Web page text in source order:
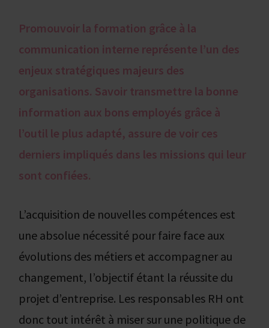
Promouvoir la formation grâce à la
communication interne représente l’un des
enjeux stratégiques majeurs des
organisations. Savoir transmettre la bonne
information aux bons employés grâce à
l’outil le plus adapté, assure de voir ces
derniers impliqués dans les missions qui leur
sont confiées.
L’acquisition de nouvelles compétences est
une absolue nécessité pour faire face aux
évolutions des métiers et accompagner au
changement, l’objectif étant la réussite du
projet d’entreprise. Les responsables RH ont
donc tout intérêt à miser sur une politique de